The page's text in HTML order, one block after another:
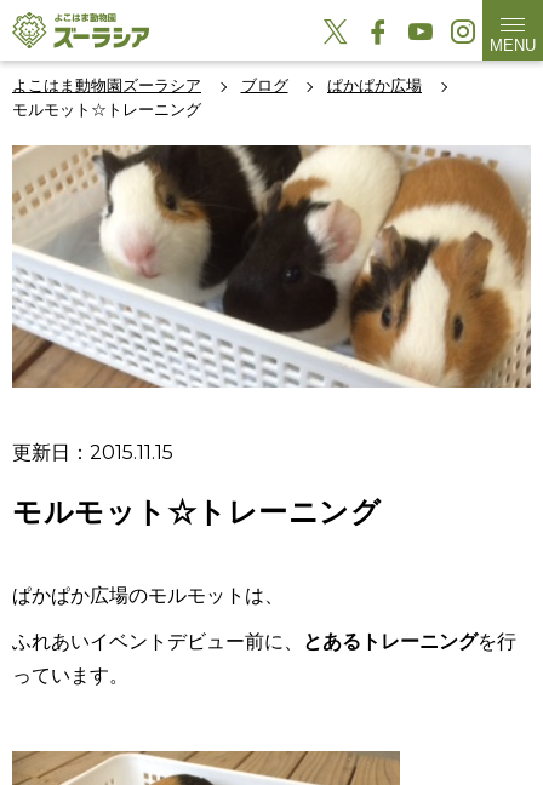
MENU
よこはま動物園ズーラシア ブログ
ぱかぱか広場
モルモット☆トレーニング
更新日：2015.11.15
モルモット☆トレーニング
ぱかぱか広場のモルモットは、
ふれあいイベントデビュー前に、
とある トレーニングを行
っています。